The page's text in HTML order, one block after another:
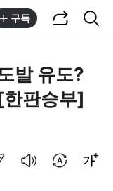
구독
발 유도?
판승부]